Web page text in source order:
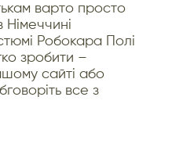
варто просто
Німеччині
Робокара Полі
зробити –
сайті або
все з